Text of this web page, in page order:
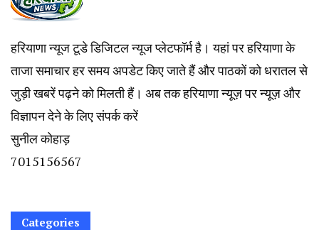
हरियाणा न्यूज टूडे डिजिटल न्यूज प्लेटफॉर्म है। यहां पर हरियाणा के
ताजा समाचार हर समय अपडेट किए जाते हैं और पाठकों को धरातल से
जुड़ी खबरें पढ़ने को मिलती हैं। अब तक हरियाणा न्यूज़ पर न्यूज़ और
विज्ञापन देने के लिए संपर्क करें
सुनील कोहाड़
7015156567
Categories